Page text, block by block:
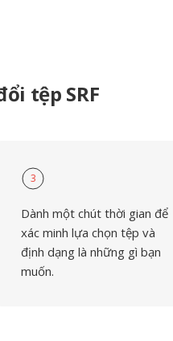
tệp SRF
3
Dành một chút thời gian để
xác minh lựa chọn tệp và
định dạng là những gì bạn
muốn.